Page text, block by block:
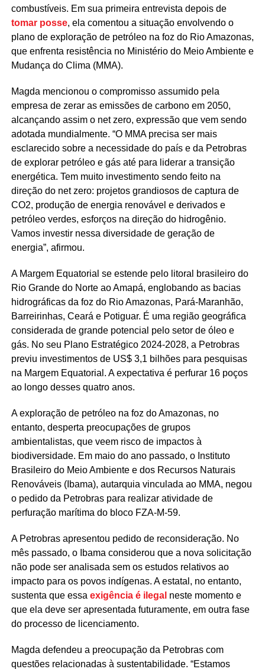
combustíveis. Em sua primeira entrevista depois de
tomar posse, ela comentou a situação envolvendo o
plano de exploração de petróleo na foz do Rio Amazonas,
que enfrenta resistência no Ministério do Meio Ambiente e
Mudança do Clima (MMA).
Magda mencionou o compromisso assumido pela
empresa de zerar as emissões de carbono em 2050,
alcançando assim o net zero, expressão que vem sendo
adotada mundialmente. “O MMA precisa ser mais
esclarecido sobre a necessidade do país e da Petrobras
de explorar petróleo e gás até para liderar a transição
energética. Tem muito investimento sendo feito na
direção do net zero: projetos grandiosos de captura de
CO2, produção de energia renovável e derivados e
petróleo verdes, esforços na direção do hidrogênio.
Vamos investir nessa diversidade de geração de
energia”, afirmou.
A Margem Equatorial se estende pelo litoral brasileiro do
Rio Grande do Norte ao Amapá, englobando as bacias
hidrográficas da foz do Rio Amazonas, Pará-Maranhão,
Barreirinhas, Ceará e Potiguar. É uma região geográfica
considerada de grande potencial pelo setor de óleo e
gás. No seu Plano Estratégico 2024-2028, a Petrobras
previu investimentos de US$ 3,1 bilhões para pesquisas
na Margem Equatorial. A expectativa é perfurar 16 poços
ao longo desses quatro anos.
A exploração de petróleo na foz do Amazonas, no
entanto, desperta preocupações de grupos
ambientalistas, que veem risco de impactos à
biodiversidade. Em maio do ano passado, o Instituto
Brasileiro do Meio Ambiente e dos Recursos Naturais
Renováveis (Ibama), autarquia vinculada ao MMA, negou
o pedido da Petrobras para realizar atividade de
perfuração marítima do bloco FZA-M-59.
A Petrobras apresentou pedido de reconsideração. No
mês passado, o Ibama considerou que a nova solicitação
não pode ser analisada sem os estudos relativos ao
impacto para os povos indígenas. A estatal, no entanto,
sustenta que essa exigência é ilegal neste momento e
que ela deve ser apresentada futuramente, em outra fase
do processo de licenciamento.
Magda defendeu a preocupação da Petrobras com
questões relacionadas à sustentabilidade. “Estamos